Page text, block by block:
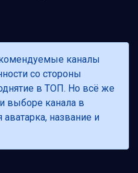
каналы
со стороны
в ТОП. Но всё же
выборе канала в
название и